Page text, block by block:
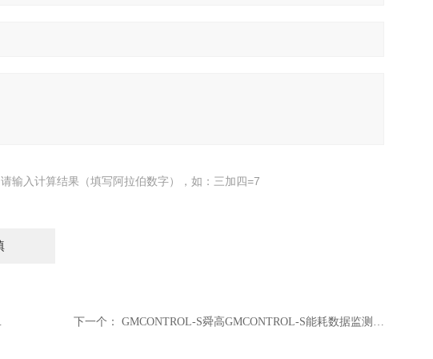
请输入计算结果（填写阿拉伯数字），如：三加四=7
下一个： GMCONTROL-S舜高GMCONTROL-S能耗数据监测系统